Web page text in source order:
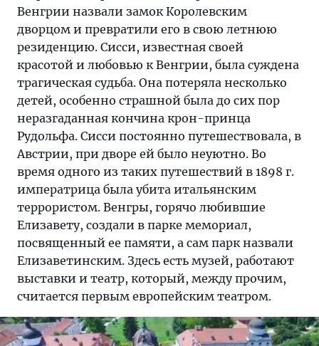
Венгрии назвали замок Королевским
дворцом и превратили его в свою летнюю
резиденцию. Сисси, известная своей
красотой и любовью к Венгрии, была суждена
трагическая судьба. Она потеряла несколько
детей, особенно страшной была до сих пор
неразгаданная кончина крон-принца
Рудольфа. Сисси постоянно путешествовала, в
Австрии, при дворе ей было неуютно. Во
время одного из таких путешествий в 1898 г.
императрица была убита итальянским
террористом. Венгры, горячо любившие
Елизавету, создали в парке мемориал,
посвященный ее памяти, а сам парк назвали
Елизаветинским. Здесь есть музей, работают
выставки и театр, который, между прочим,
считается первым европейским театром.